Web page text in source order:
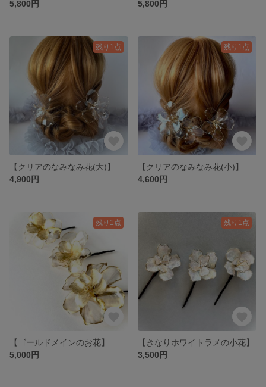
5,800円 5,800円
残り1点
【クリアのなみなみ花(大)】
4,900円
残り1点
【クリアのなみなみ花(小)】
4,600円
残り1点
【ゴールドメインのお花】
5,000円
残り1点
【きなりホワイトラメの小花】
3,500円